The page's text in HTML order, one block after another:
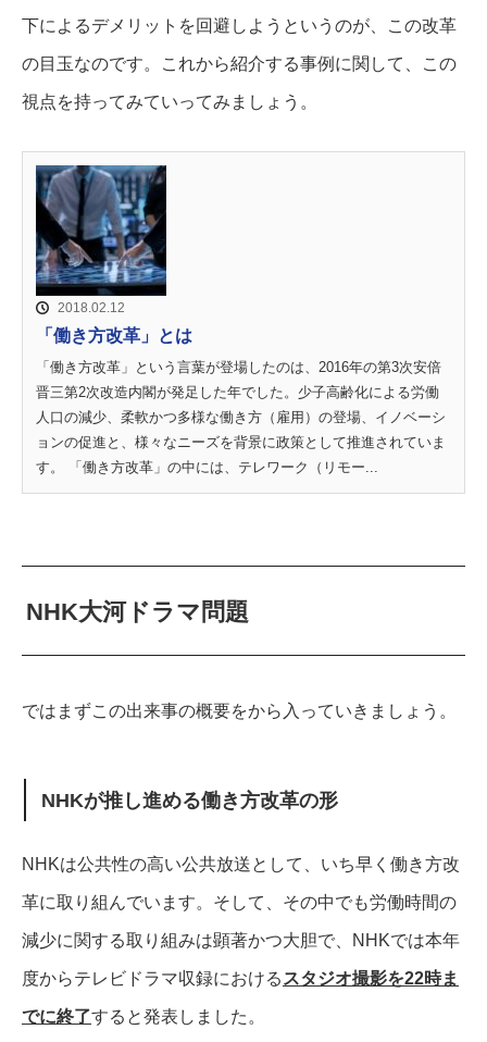
下によるデメリットを回避しようというのが、この改革
の目玉なのです。 これから紹介する事例に関して、この
視点を持ってみていってみましょう。
2018.02.12
「働き方改革」とは
「働き方改革」という言葉が登場したのは、2016年の第3次安倍
晋三第2次改造内閣が発足した年でした。少子高齢化による労働
人口の減少、柔軟かつ多様な働き方（雇用）の登場、イノベーシ
ョンの促進と、様々なニーズを背景に政策として推進されていま
す。 「働き方改革」の中には、テレワーク（リモー...
NHK大河ドラマ問題
ではまずこの出来事の概要をから入っていきましょう。
NHKが推し進める働き方改革の形
NHKは公共性の高い公共放送として、いち早く働き方改
革に取り組んでいます。 そして、その中でも労働時間の
減少に関する取り組みは顕著かつ大胆で、NHKでは本年
度からテレビドラマ収録における スタジオ撮影を22時ま
でに終了すると発表しました。